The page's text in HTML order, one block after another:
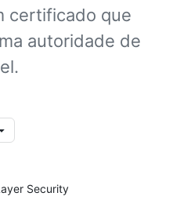
certificado que
autoridade de
Security